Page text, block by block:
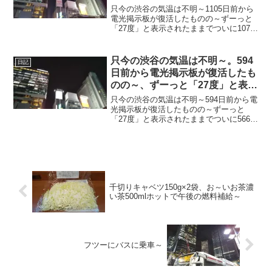
度」と表示されたままで、ついに
1077日 前か ら電源オフ状態
只今の渋谷の気温は不明～1105日前から
電光掲示板が復活したものの～ずーっと
「27度」と表示されたままでついに1077
#shibuya #気温
日記
只今の渋谷の気温は不明～。594
日前から電光掲示板が復活したも
のの～、ずーっと「27度」と表示
されたままで、ついに566日前か
ら電源オフ状態に～
只今の渋谷の気温は不明～594日前から電
光掲示板が復活したものの～ずーっと
「27度」と表示されたままでついに566日
千切りキャベツ150g×2袋、お～いお茶濃
い茶500mlホットで午後の燃料補給～
フツーにバスに乗車～